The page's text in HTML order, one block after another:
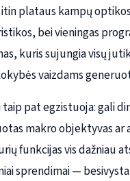
plataus kampų
bei vieningas
kuris sujungia visų
vaizdams
pat egzistuoja: gali
makro objektyvas ar
funkcijas vis dažniau
sprendimai —